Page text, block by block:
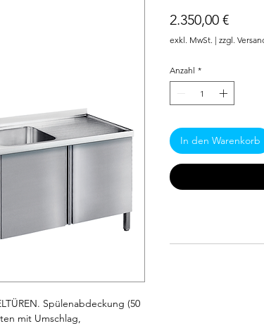
Spülenabdeckung (50
mit Umschlag,
2.350,00 €Preis
exkl. MwSt. | zzgl.
Anzahl *
In den Warenkorb